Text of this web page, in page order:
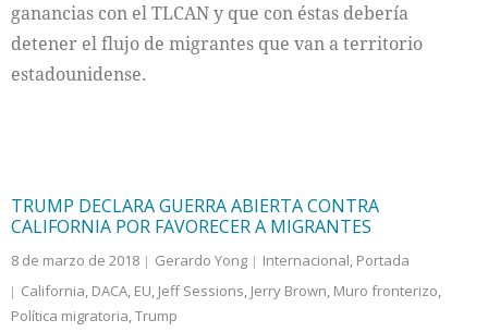
ganancias con el TLCAN y que con éstas debería
detener el flujo de migrantes que van a territorio
estadounidense.
TRUMP DECLARA GUERRA ABIERTA CONTRA
CALIFORNIA POR FAVORECER A MIGRANTES
8 de marzo de 2018 Gerardo Yong Internacional, Portada
California, DACA, EU, Jeff Sessions, Jerry Brown, Muro fronterizo,
Política migratoria,Trump